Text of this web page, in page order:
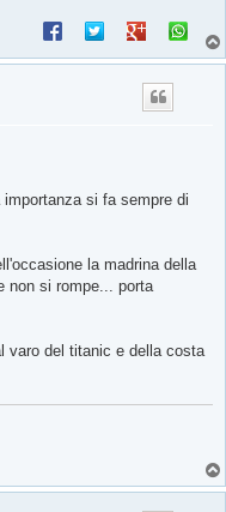
si fa sempre di
la madrina della
non si rompe... porta
varo del titanic e della costa